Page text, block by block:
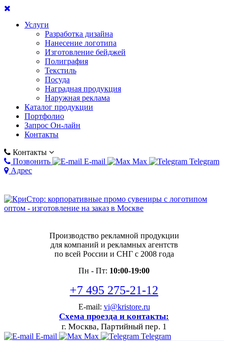
Услуги
Разработка дизайна
Нанесение логотипа
Изготовление бейджей
Полиграфия
Текстиль
Посуда
Наградная продукция
Наружная реклама
Каталог продукции
Портфолио
Запрос Он-лайн
Контакты
Контакты
Позвонить
E-mail Max
Telegram
Адрес
Производство рекламной продукции
для компаний и рекламных агентств
по всей России и СНГ с 2008 года
Пн - Пт: 10:00-19:00
+7 495 275-21-12
E-mail: vi@kristore.ru
Схема проезда и контакты:
г. Москва, Партийный пер. 1
E-mail Max Telegram